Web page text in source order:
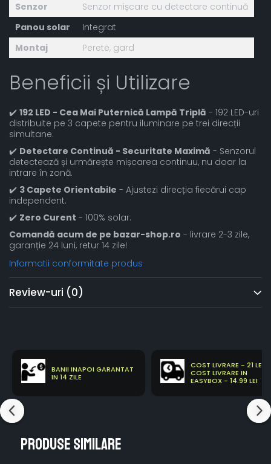
Senzor
Senzor mișcare cu detectare continuă
Panou solar
Integrat
Montaj
Perete, gard
Beneficii și Utilizare
✔️ 192 LED - Cea Mai Puternică Lampă Triplă - 192 LED-uri
distribuite pe 3 capete pentru iluminare pe trei direcții
simultane.
✔️ Detectare Continuă - Securitate Maximă - Senzorul
detectează și urmărește mișcarea continuu, nu doar la
intrare în zonă.
✔️ 3 Capete Orientabile - Ajustezi direcția fiecărui cap
independent.
✔️ Zero Curent - 100% solar.
Comandă acum de pe bazar-shop.ro - livrare 2-3 zile,
garanție 24 luni, retur 14 zile!
Informatii conformitate produs
Review-uri (0)
BANII INAPOI GARANTAT
IN 14 ZILE
COST LIVRARE - 21 LEI
COST LIVRARE IN
EASYBOX - 14.99 LEI
Produse similare